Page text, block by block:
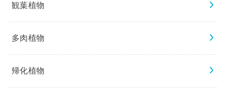
観葉植物
多肉植物
帰化植物